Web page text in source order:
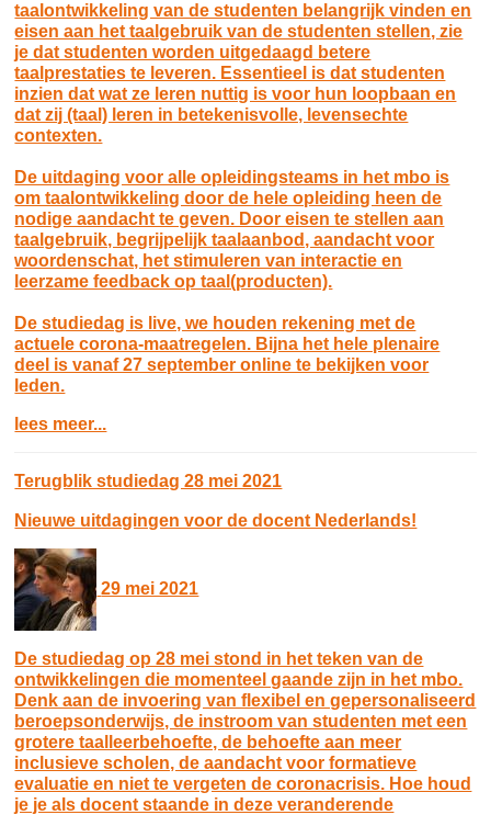
taalontwikkeling van de studenten belangrijk vinden en
eisen aan het taalgebruik van de studenten stellen, zie
je dat studenten worden uitgedaagd betere
taalprestaties te leveren. Essentieel is dat studenten
inzien dat wat ze leren nuttig is voor hun loopbaan en
dat zij (taal) leren in betekenisvolle, levensechte
contexten.
De uitdaging voor alle opleidingsteams in het mbo is
om taalontwikkeling door de hele opleiding heen de
nodige aandacht te geven. Door eisen te stellen aan
taalgebruik, begrijpelijk taalaanbod, aandacht voor
woordenschat, het stimuleren van interactie en
leerzame feedback op taal(producten).
De studiedag is live, we houden rekening met de
actuele corona-maatregelen. Bijna het hele plenaire
deel is vanaf 27 september online te bekijken voor
leden.
lees meer...
Terugblik studiedag 28 mei 2021
Nieuwe uitdagingen voor de docent Nederlands!
29 mei 2021
De studiedag op 28 mei stond in het teken van de
ontwikkelingen die momenteel gaande zijn in het mbo.
Denk aan de invoering van flexibel en gepersonaliseerd
beroepsonderwijs, de instroom van studenten met een
grotere taalleerbehoefte, de behoefte aan meer
inclusieve scholen, de aandacht voor formatieve
evaluatie en niet te vergeten de coronacrisis. Hoe houd
je je als docent staande in deze veranderende